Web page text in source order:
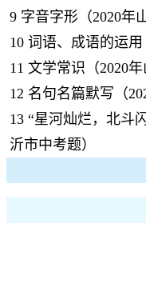
9 字音字形（2020年
10 词语、成语的运用
11 文学常识（2020
12 名句名篇默写（
13 “星河灿烂，北斗
沂市中考题）